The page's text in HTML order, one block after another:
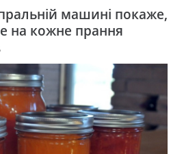
машині покаже,
на кожне прання